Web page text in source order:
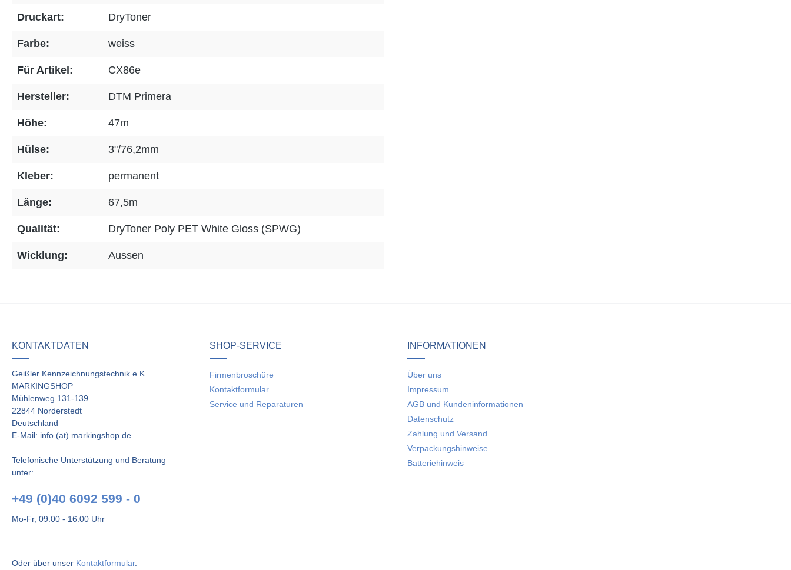
Druckart: DryToner
Farbe: weiss
Für Artikel: CX86e
Hersteller: DTM Primera
Höhe: 47m
Hülse: 3"/76,2mm
Kleber: permanent
Länge: 67,5m
Qualität: DryToner Poly PET White Gloss (SPWG)
Wicklung: Aussen
schreiben
Keine Bewertungen gefunden. Teilen Sie Ihre Erfahrungen mit anderen.
KONTAKTDATEN
Geißler Kennzeichnungstechnik e.K.
MARKINGSHOP
Mühlenweg 131-139
22844 Norderstedt
Deutschland
E-Mail: info (at) markingshop.de
Telefonische Unterstützung und Beratung
unter:
+49 (0)40 6092 599 - 0
Mo-Fr, 09:00 - 16:00 Uhr
Oder über unser Kontaktformular.
SHOP-SERVICE
Firmenbroschüre
Kontaktformular
Service und Reparaturen
INFORMATIONEN
Über uns
Impressum
AGB und Kundeninformationen
Datenschutz
Zahlung und Versand
Verpackungshinweise
Batteriehinweis